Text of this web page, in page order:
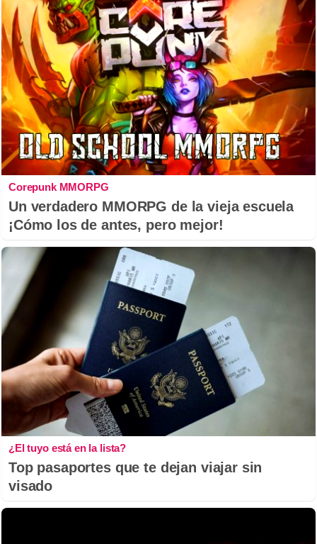
Corepunk MMORPG
Un verdadero MMORPG de la vieja escuela
¡Cómo los de antes, pero mejor!
¿El tuyo está en la lista?
Top pasaportes que te dejan viajar sin
visado